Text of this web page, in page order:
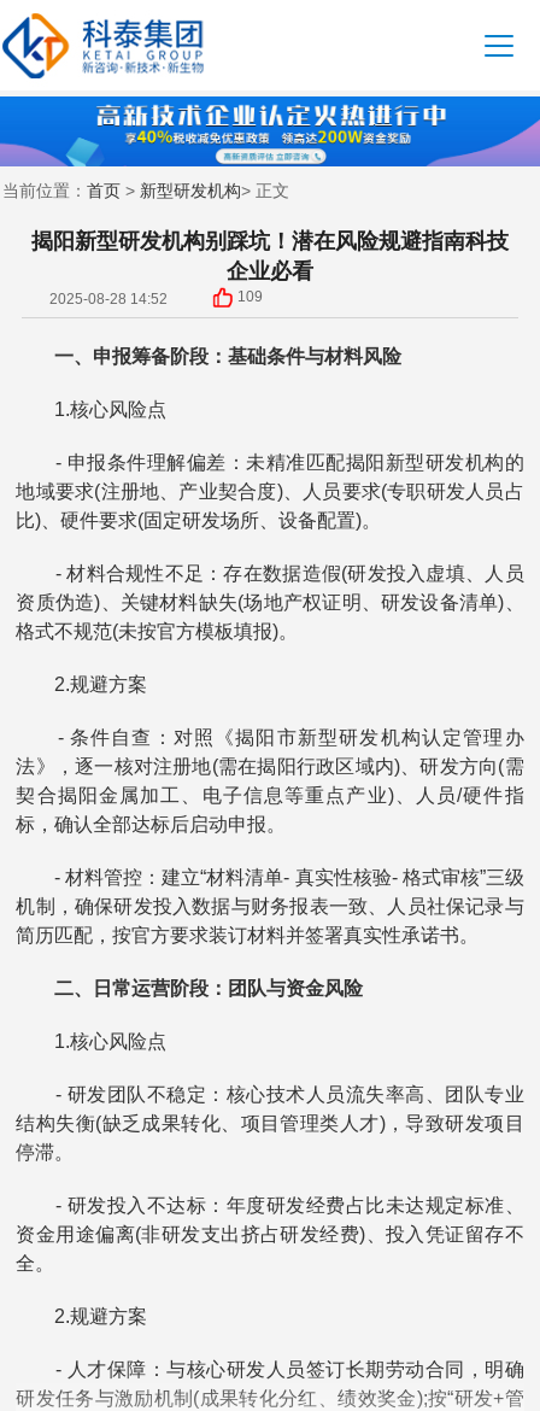
当前位置： 首页 > 新型研发机构> 正文
揭阳新型研发机构别踩坑！潜在风险规避指南科技
企业必看
2025-08-28 14:52 109
一、申报筹备阶段：基础条件与材料风险
1.核心风险点
- 申报条件理解偏差：未精准匹配揭阳新型研发机构的
地域要求(注册地、产业契合度)、人员要求(专职研发人员占
比)、硬件要求(固定研发场所、设备配置)。
- 材料合规性不足：存在数据造假(研发投入虚填、人员
资质伪造)、关键材料缺失(场地产权证明、研发设备清单)、
格式不规范(未按官方模板填报)。
2.规避方案
- 条件自查：对照《揭阳市新型研发机构认定管理办
法》，逐一核对注册地(需在揭阳行政区域内)、研发方向(需
契合揭阳金属加工、电子信息等重点产业)、人员/硬件指
标，确认全部达标后启动申报。
- 材料管控：建立“材料清单- 真实性核验- 格式审核”三级
机制，确保研发投入数据与财务报表一致、人员社保记录与
简历匹配，按官方要求装订材料并签署真实性承诺书。
二、日常运营阶段：团队与资金风险
1.核心风险点
- 研发团队不稳定：核心技术人员流失率高、团队专业
结构失衡(缺乏成果转化、项目管理类人才)，导致研发项目
停滞。
- 研发投入不达标：年度研发经费占比未达规定标准、
资金用途偏离(非研发支出挤占研发经费)、投入凭证留存不
全。
2.规避方案
- 人才保障：与核心研发人员签订长期劳动合同，明确
研发任务与激励机制(成果转化分红、绩效奖金);按“研发+管